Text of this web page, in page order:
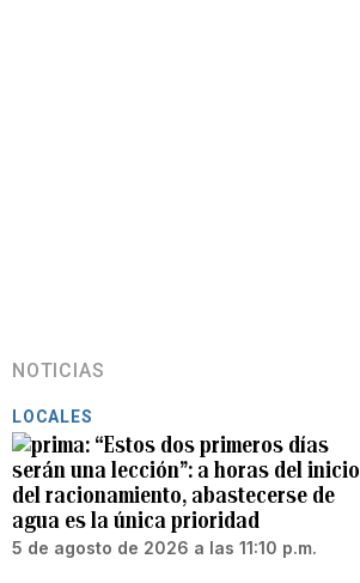
NOTICIAS
LOCALES
“Estos dos primeros días
serán una lección”: a horas del inicio
del racionamiento, abastecerse de
agua es la única prioridad
5 de agosto de 2026 a las 11:10 p.m.